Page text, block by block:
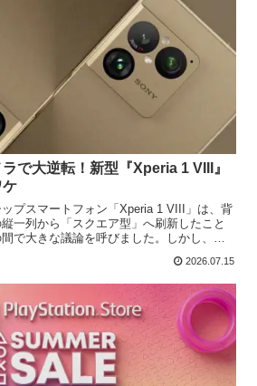
で大逆転！新型『Xperia 1 VIII』
ケ
プスマートフォン「Xperia 1 VIII」は、背
一列から「スクエア型」へ刷新したこと
で大きな議論を呼びました。しかし、実
2026.07.15